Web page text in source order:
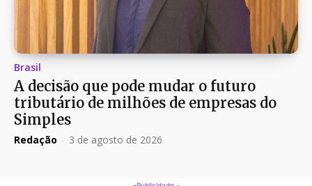
Brasil
A decisão que pode mudar o futuro
tributário de milhões de empresas do
Simples
Redação - 3 de agosto de 2026